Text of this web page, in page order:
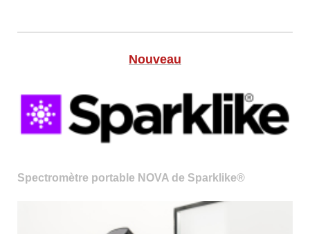
Nouveau
Spectromètre portable NOVA de Sparklike®